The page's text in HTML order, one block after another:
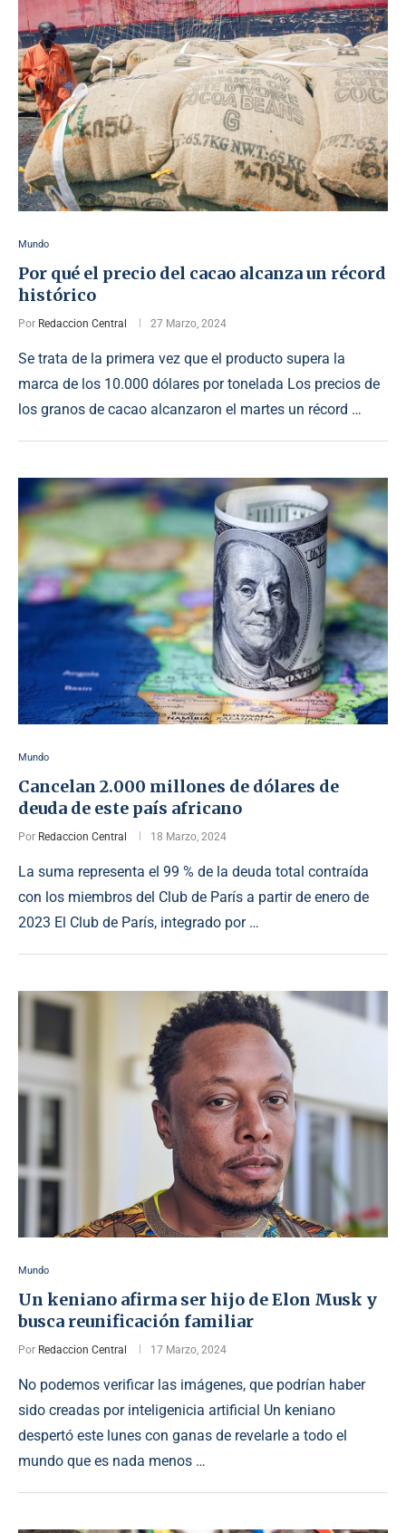
Mundo
Por qué el precio del cacao alcanza un récord
histórico
Por Redaccion Central 27 Marzo, 2024
Se trata de la primera vez que el producto supera la
marca de los 10.000 dólares por tonelada Los precios de
los granos de cacao alcanzaron el martes un récord …
Mundo
Cancelan 2.000 millones de dólares de
deuda de este país africano
Por Redaccion Central 18 Marzo, 2024
La suma representa el 99 % de la deuda total contraída
con los miembros del Club de París a partir de enero de
2023 El Club de París, integrado por …
Mundo
Un keniano afirma ser hijo de Elon Musk y
busca reunificación familiar
Por Redaccion Central 17 Marzo, 2024
No podemos verificar las imágenes, que podrían haber
sido creadas por inteligenicia artificial Un keniano
despertó este lunes con ganas de revelarle a todo el
mundo que es nada menos …